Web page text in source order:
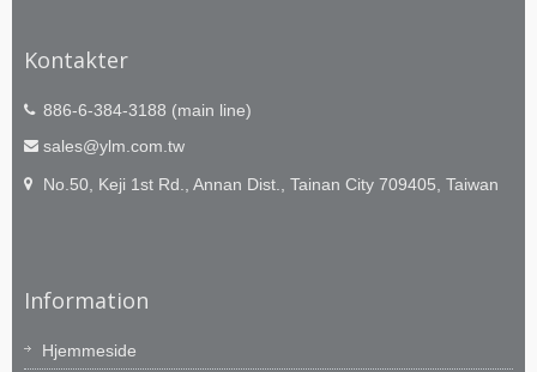
Kontakter
886-6-384-3188 (main line)
sales@ylm.com.tw
No.50, Keji 1st Rd., Annan Dist., Tainan City 709405, Taiwan
Information
Hjemmeside